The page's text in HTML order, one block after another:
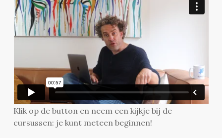
Klik op de button en neem een kijkje bij de
cursussen: je kunt meteen beginnen!